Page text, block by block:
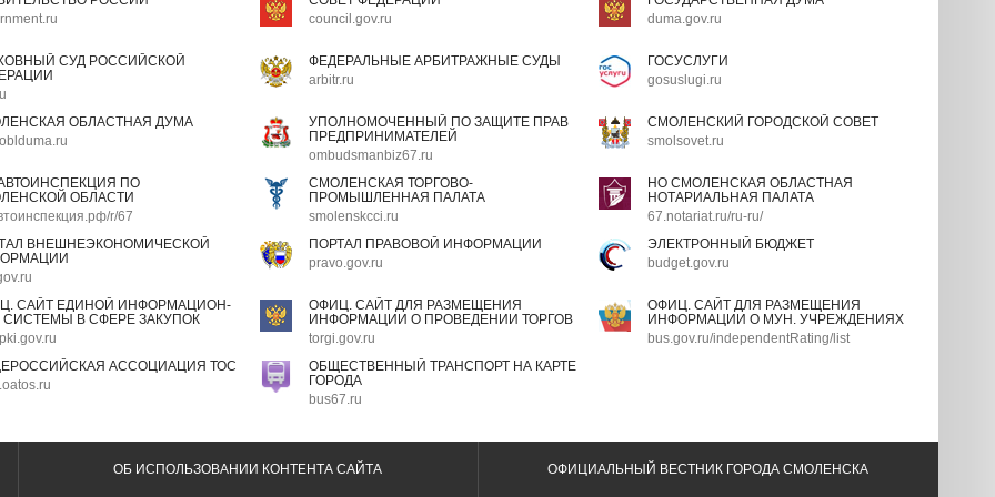
council.gov.ru
duma.gov.ru
СУД РОССИЙСКОЙ
ФЕДЕРАЛЬНЫЕ АРБИТРАЖНЫЕ СУДЫ
arbitr.ru
ГОСУСЛУГИ
gosuslugi.ru
ОБЛАСТНАЯ ДУМА
УПОЛНОМОЧЕННЫЙ ПО ЗАЩИТЕ ПРАВ
ПРЕДПРИНИМАТЕЛЕЙ
ombudsmanbiz67.ru
СМОЛЕНСКИЙ ГОРОДСКОЙ СОВЕТ
smolsovet.ru
ПО
ОБЛАСТИ
r/67
СМОЛЕНСКАЯ ТОРГОВО-
ПРОМЫШЛЕННАЯ ПАЛАТА
smolenskcci.ru
НО СМОЛЕНСКАЯ ОБЛАСТНАЯ
НОТАРИАЛЬНАЯ ПАЛАТА
67.notariat.ru/ru-ru/
ВНЕШНЕЭКОНОМИЧЕСКОЙ
ПОРТАЛ ПРАВОВОЙ ИНФОРМАЦИИ
pravo.gov.ru
ЭЛЕКТРОННЫЙ БЮДЖЕТ
budget.gov.ru
САЙТ ЕДИНОЙ ИНФОРМАЦИОН-
СИСТЕМЫ В СФЕРЕ ЗАКУПОК
ОФИЦ. САЙТ ДЛЯ РАЗМЕЩЕНИЯ
ИНФОРМАЦИИ О ПРОВЕДЕНИИ ТОРГОВ
torgi.gov.ru
ОФИЦ. САЙТ ДЛЯ РАЗМЕЩЕНИЯ
ИНФОРМАЦИИ О МУН. УЧРЕЖДЕНИЯХ
bus.gov.ru/independentRating/list
АССОЦИАЦИЯ ТОС
ОБЩЕСТВЕННЫЙ ТРАНСПОРТ НА КАРТЕ
ГОРОДА
bus67.ru
ОБ ИСПОЛЬЗОВАНИИ КОНТЕНТА САЙТА ОФИЦИАЛЬНЫЙ ВЕСТНИК ГОРОДА СМОЛЕНСКА